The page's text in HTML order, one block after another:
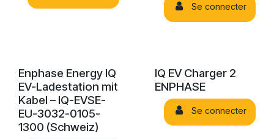
Se connecter
Enphase Energy IQ
EV-Ladestation mit
Kabel – IQ-EVSE-
EU-3032-0105-
1300 (Schweiz)
IQ EV Charger 2
ENPHASE
Se connecter